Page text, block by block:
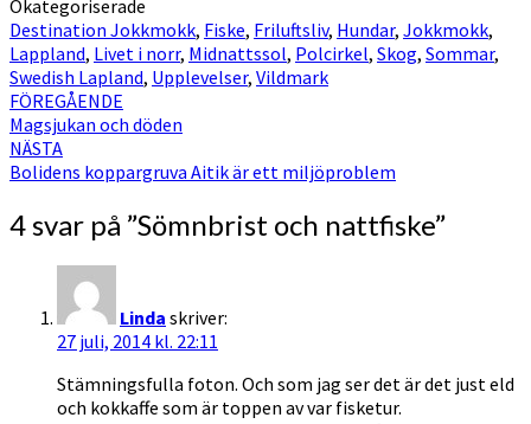
Okategoriserade
Destination Jokkmokk, Fiske, Friluftsliv, Hundar, Jokkmokk,
Lappland, Livet i norr, Midnattssol, Polcirkel, Skog, Sommar,
Swedish Lapland, Upplevelser, Vildmark
Inläggsnavigering
FÖREGÅENDE
Magsjukan och döden
NÄSTA
Bolidens koppargruva Aitik är ett miljöproblem
4 svar på ”Sömnbrist och nattfiske”
Linda skriver:
27 juli, 2014 kl. 22:11
Stämningsfulla foton. Och som jag ser det är det just eld
och kokkaffe som är toppen av var fisketur.